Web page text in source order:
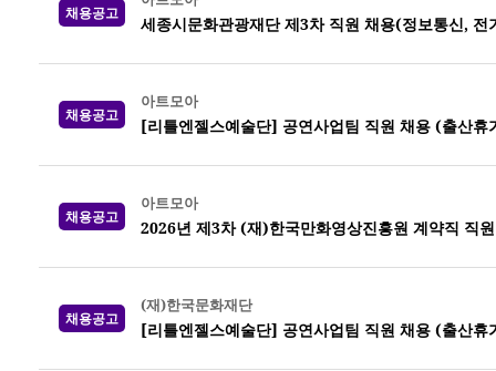
채용공고
세종시문화관광재단 제3차 직원 채용(정보통신,
채용공고
아트모아
[리틀엔젤스예술단] 공연사업팀 직원 채용 (출산휴
채용공고
아트모아
2026년 제3차 (재)한국만화영상진흥원 계약직 직
채용공고
(재)한국문화재단
[리틀엔젤스예술단] 공연사업팀 직원 채용 (출산휴